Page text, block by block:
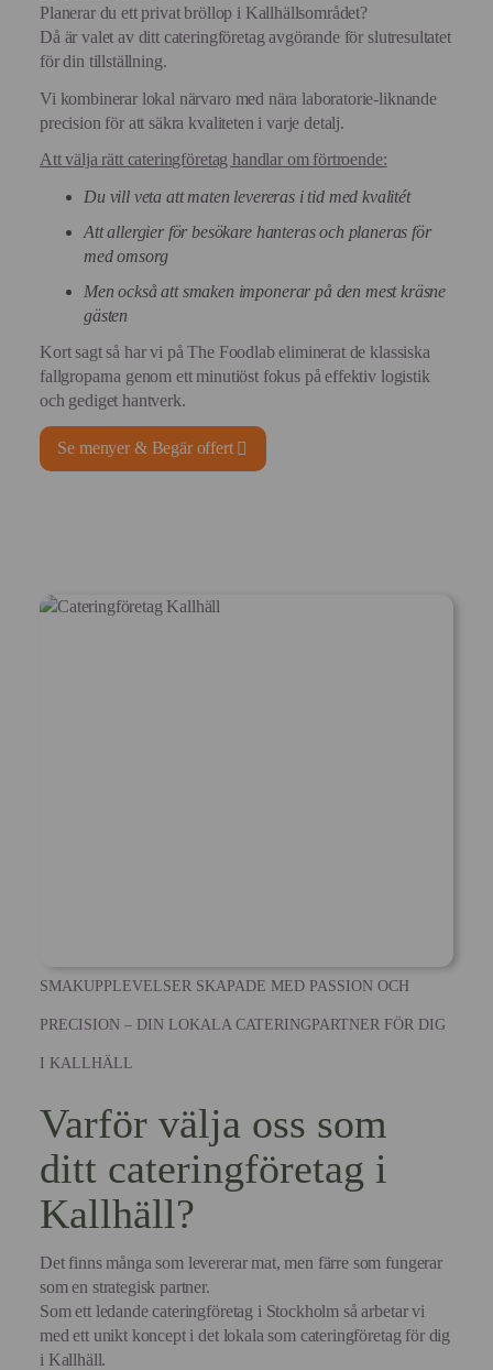
Planerar du ett privat bröllop i Kallhällsområdet?
Då är valet av ditt cateringföretag avgörande för slutresultatet
för din tillställning.
Vi kombinerar lokal närvaro med nära laboratorie-liknande
precision för att säkra kvaliteten i varje detalj.
Att välja rätt cateringföretag handlar om förtroende:
Du vill veta att maten levereras i tid med kvalitét
Att allergier för besökare hanteras och planeras för
med omsorg
Men också att smaken imponerar på den mest kräsne
gästen
Kort sagt så har vi på The Foodlab eliminerat de klassiska
fallgroparna genom ett minutiöst fokus på effektiv logistik
och gediget hantverk.
Se menyer & Begär offert
SMAKUPPLEVELSER SKAPADE MED PASSION OCH
PRECISION – DIN LOKALA CATERINGPARTNER FÖR DIG
I KALLHÄLL
Varför välja oss som
ditt cateringföretag i
Kallhäll?
Det finns många som levererar mat, men färre som fungerar
som en strategisk partner.
Som ett ledande cateringföretag i Stockholm så arbetar vi
med ett unikt koncept i det lokala som cateringföretag för dig
i Kallhäll.